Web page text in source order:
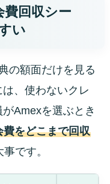
費回収シー
い
の額面だけを見る
、使わないクレ
Amexを選ぶとき
をどこまで回収
です。